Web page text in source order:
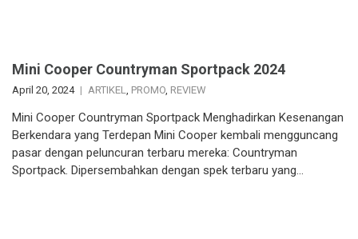
Mini Cooper Countryman Sportpack 2024
April 20, 2024 ARTIKEL, PROMO, REVIEW
Mini Cooper Countryman Sportpack Menghadirkan Kesenangan
Berkendara yang Terdepan Mini Cooper kembali mengguncang
pasar dengan peluncuran terbaru mereka: Countryman
Sportpack. Dipersembahkan dengan spek terbaru yang…